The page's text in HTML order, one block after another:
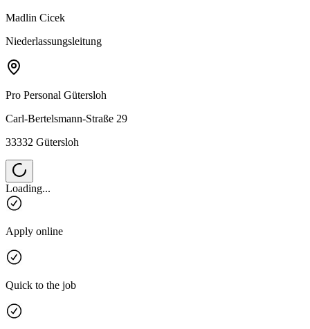
Madlin Cicek
Niederlassungsleitung
Pro Personal Gütersloh
Carl-Bertelsmann-Straße 29
33332 Gütersloh
Loading...
Apply online
Quick to the job